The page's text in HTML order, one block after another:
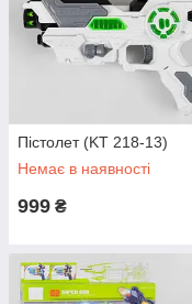
Пістолет (KT 218-13)
Немає в наявності
999 ₴